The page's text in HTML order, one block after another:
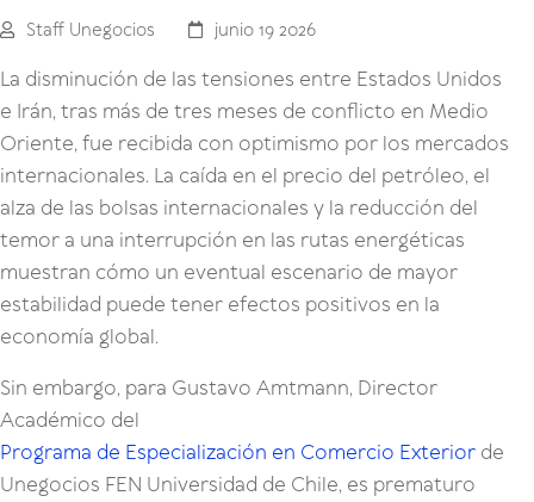
Staff Unegocios junio 19 2026
La disminución de las tensiones entre Estados Unidos
e Irán, tras más de tres meses de conflicto en Medio
Oriente, fue recibida con optimismo por los mercados
internacionales. La caída en el precio del petróleo, el
alza de las bolsas internacionales y la reducción del
temor a una interrupción en las rutas energéticas
muestran cómo un eventual escenario de mayor
estabilidad puede tener efectos positivos en la
economía global.
Sin embargo, para Gustavo Amtmann, Director
Académico del
Programa de Especialización en Comercio Exterior de
Unegocios FEN Universidad de Chile, es prematuro